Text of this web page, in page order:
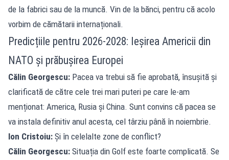
de la fabrici sau de la muncă. Vin de la bănci, pentru că acolo
vorbim de cămătarii internaționali.
Predicțiile pentru 2026-2028: Ieșirea Americii din
NATO și prăbușirea Europei
Călin Georgescu: Pacea va trebui să fie aprobată, însușită și
clarificată de către cele trei mari puteri pe care le-am
menționat: America, Rusia și China. Sunt convins că pacea se
va instala definitiv anul acesta, cel târziu până în noiembrie.
Ion Cristoiu: Și în celelalte zone de conflict?
Călin Georgescu: Situația din Golf este foarte complicată. Se